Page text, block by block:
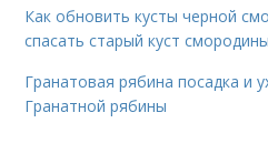
Как обновить кусты черной
спасать старый куст
Гранатовая рябина посадка и
Гранатной рябины